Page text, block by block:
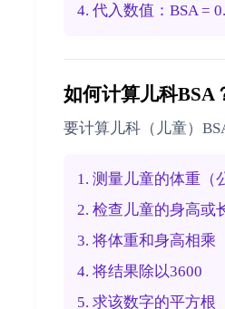
4. 代入数值：BSA =
如何计算儿科BSA
要计算儿科（儿童）
1. 测量儿童的体重（
2. 检查儿童的身高或
3. 将体重和身高相乘
4. 将结果除以3600
5. 求该数字的平方根